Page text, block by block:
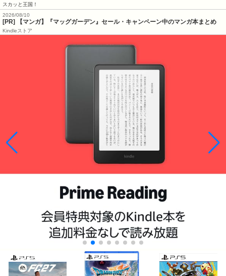
スカッと王国！
2026/08/10
[PR] 【マンガ】『マッグガーデン』セール・キャンペーン中のマンガ本まとめ
Kindleストア